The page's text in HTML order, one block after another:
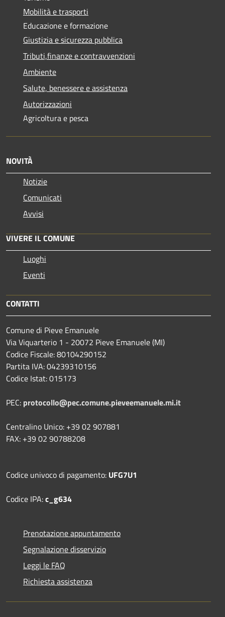
Mobilità e trasporti
Educazione e formazione
Giustizia e sicurezza pubblica
Tributi,finanze e contravvenzioni
Ambiente
Salute, benessere e assistenza
Autorizzazioni
Agricoltura e pesca
NOVITÀ
Notizie
Comunicati
Avvisi
VIVERE IL COMUNE
Luoghi
Eventi
CONTATTI
Comune di Pieve Emanuele
Via Viquarterio 1 - 20072 Pieve Emanuele (MI)
Codice Fiscale: 80104290152
Partita IVA: 04239310156
Codice Istat: 015173
PEC: protocollo@pec.comune.pieveemanuele.mi.it
Centralino Unico: +39 02 907881
FAX: +39 02 90788208
Codice univoco di pagamento: UFG7U1
Codice IPA:c_g634
Prenotazione appuntamento
Segnalazione disservizio
Leggi le FAQ
Richiesta assistenza